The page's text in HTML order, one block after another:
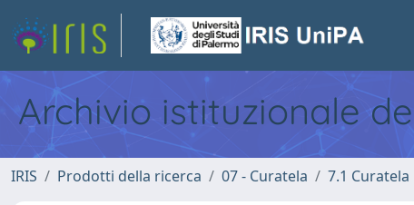
Archivio istituzionale
IRIS Prodotti della ricerca 07 - Curatela 7.1 Curatela